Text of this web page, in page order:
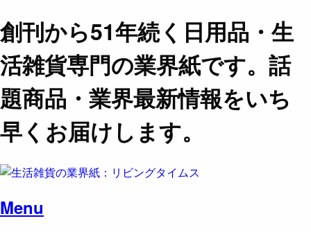
創刊から51年続く日用品・生
活雑貨専門の業界紙です。話
題商品・業界最新情報をいち
早くお届けします。
Menu